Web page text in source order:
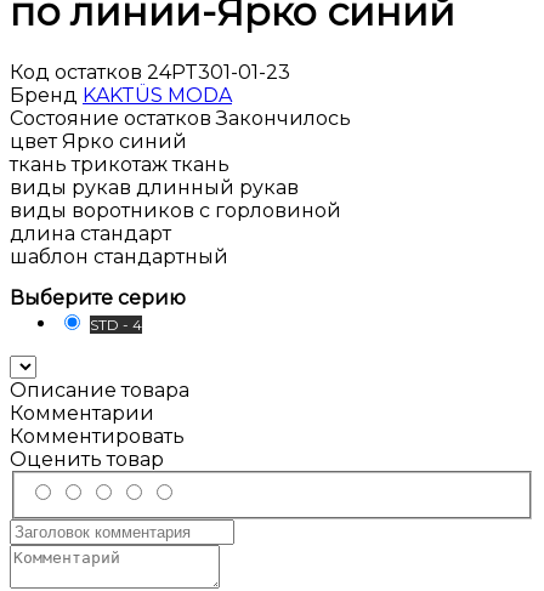
по линии-Ярко синий
Код остатков 24PT301-01-23
Бренд KAKTÜS MODA
Состояние остатков Закончилось
цвет Ярко синий
ткань трикотаж ткань
виды рукав длинный рукав
виды воротников с горловиной
длина стандарт
шаблон стандартный
Выберите серию
STD - 4
Описание товара
Комментарии
Комментировать
Оценить товар